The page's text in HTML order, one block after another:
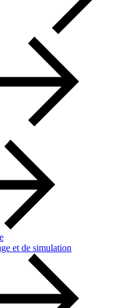
et de simulation